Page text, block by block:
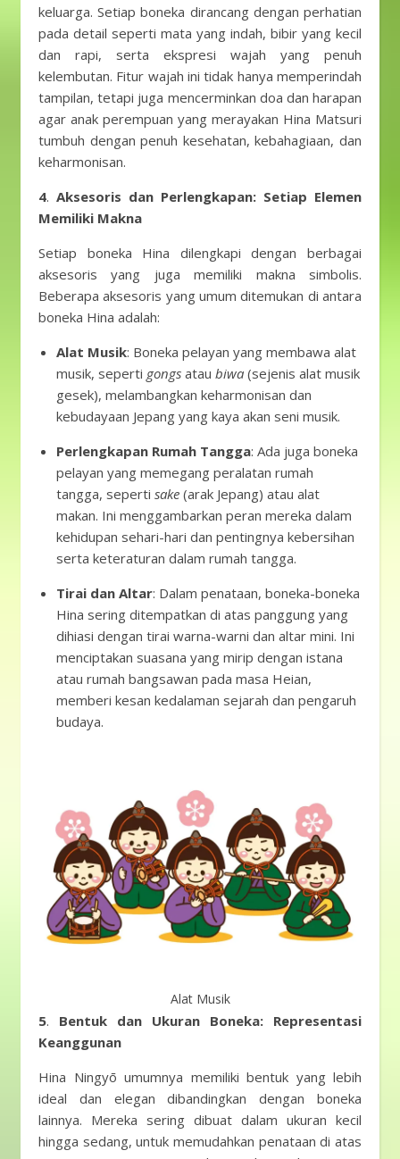
keluarga. Setiap boneka dirancang dengan perhatian
pada detail seperti mata yang indah, bibir yang kecil
dan rapi, serta ekspresi wajah yang penuh
kelembutan. Fitur wajah ini tidak hanya memperindah
tampilan, tetapi juga mencerminkan doa dan harapan
agar anak perempuan yang merayakan Hina Matsuri
tumbuh dengan penuh kesehatan, kebahagiaan, dan
keharmonisan.
4. Aksesoris dan Perlengkapan: Setiap Elemen
Memiliki Makna
Setiap boneka Hina dilengkapi dengan berbagai
aksesoris yang juga memiliki makna simbolis.
Beberapa aksesoris yang umum ditemukan di antara
boneka Hina adalah:
Alat Musik: Boneka pelayan yang membawa alat
musik, seperti gongs atau biwa (sejenis alat musik
gesek), melambangkan keharmonisan dan
kebudayaan Jepang yang kaya akan seni musik.
Perlengkapan Rumah Tangga: Ada juga boneka
pelayan yang memegang peralatan rumah
tangga, seperti sake (arak Jepang) atau alat
makan. Ini menggambarkan peran mereka dalam
kehidupan sehari-hari dan pentingnya kebersihan
serta keteraturan dalam rumah tangga.
Tirai dan Altar: Dalam penataan, boneka-boneka
Hina sering ditempatkan di atas panggung yang
dihiasi dengan tirai warna-warni dan altar mini. Ini
menciptakan suasana yang mirip dengan istana
atau rumah bangsawan pada masa Heian,
memberi kesan kedalaman sejarah dan pengaruh
budaya.
Alat Musik
5. Bentuk dan Ukuran Boneka: Representasi
Keanggunan
Hina Ningyō umumnya memiliki bentuk yang lebih
ideal dan elegan dibandingkan dengan boneka
lainnya. Mereka sering dibuat dalam ukuran kecil
hingga sedang, untuk memudahkan penataan di atas